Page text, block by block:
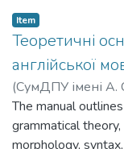
засобів
приділяється
одиниць.
Item
Теоретичні
англійської
(СумДПУ імені А.
Андрій
Павлов
Vasylovych
The manual
grammatical
morphology,